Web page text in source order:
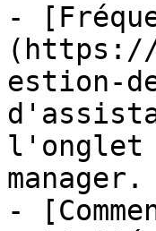
-
(https://
estion-
l'onglet
manager.
-